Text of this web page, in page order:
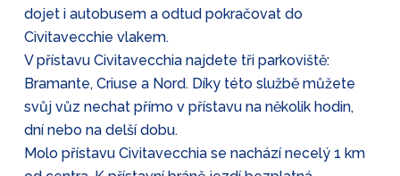
dojet i autobusem a odtud pokračovat do
Civitavecchie vlakem.
V přístavu Civitavecchia najdete tři parkoviště:
Bramante, Criuse a Nord. Díky této službě můžete
svůj vůz nechat přímo v přístavu na několik hodin,
dní nebo na delší dobu.
Molo přístavu Civitavecchia se nachází necelý 1 km